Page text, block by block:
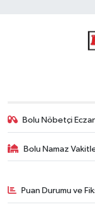
Bolu Nöbetçi
Bolu Namaz
Puan Durumu ve